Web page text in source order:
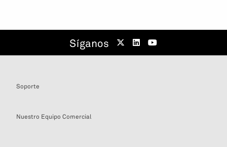
Síganos
Soporte
Nuestro Equipo Comercial